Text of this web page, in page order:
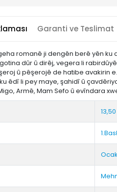
Garanti ve Teslimat
romanê ji dengên berê yên
dûr û dirêj, vegera li
û pêşerojê de hatibe avakirin
êdî li pey maye, şahidî û
Armê, Mam Sefo û evîndara